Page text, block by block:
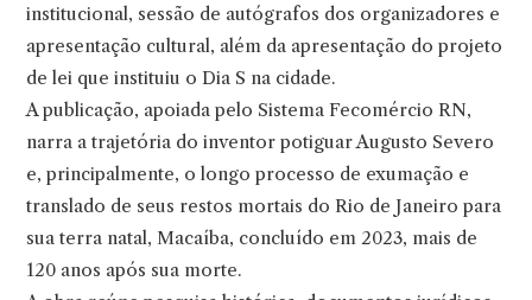
institucional, sessão de autógrafos dos organizadores e
apresentação cultural, além da apresentação do projeto
de lei que instituiu o Dia S na cidade.
A publicação, apoiada pelo Sistema Fecomércio RN,
narra a trajetória do inventor potiguar Augusto Severo
e, principalmente, o longo processo de exumação e
translado de seus restos mortais do Rio de Janeiro para
sua terra natal, Macaíba, concluído em 2023, mais de
120 anos após sua morte.